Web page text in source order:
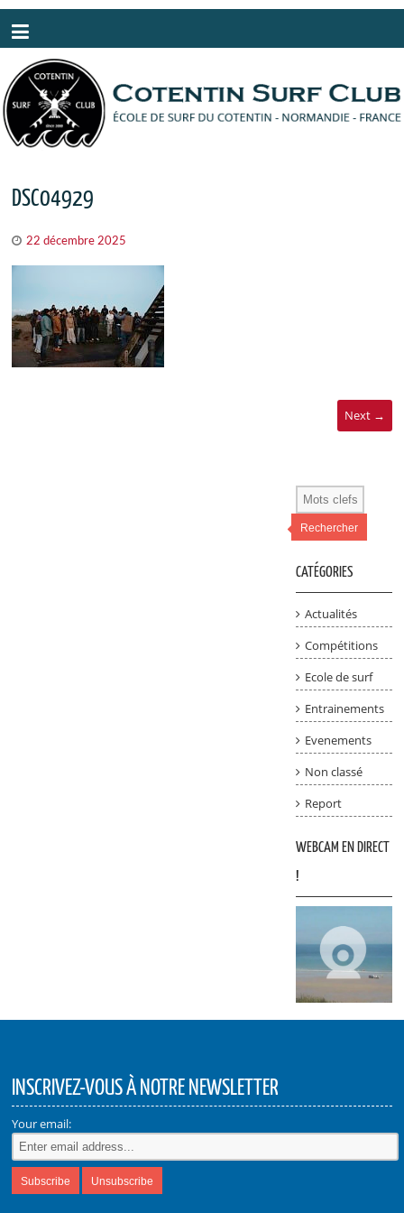
DSC04929
22 décembre 2025
Next →
Rechercher
CATÉGORIES
Actualités
Compétitions
Ecole de surf
Entrainements
Evenements
Non classé
Report
WEBCAM EN DIRECT
!
INSCRIVEZ-VOUS À NOTRE NEWSLETTER
Your email:
Panneau de gestion des cookies